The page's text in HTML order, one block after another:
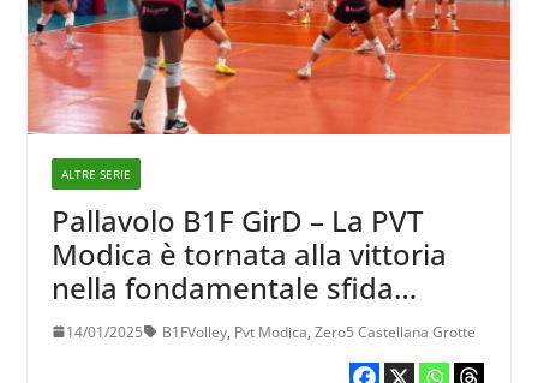
ALTRE SERIE
Pallavolo B1F GirD – La PVT
Modica è tornata alla vittoria
nella fondamentale sfida
salvezza contro Castellana
14/01/2025 B1FVolley, Pvt Modica, Zero5 Castellana Grotte